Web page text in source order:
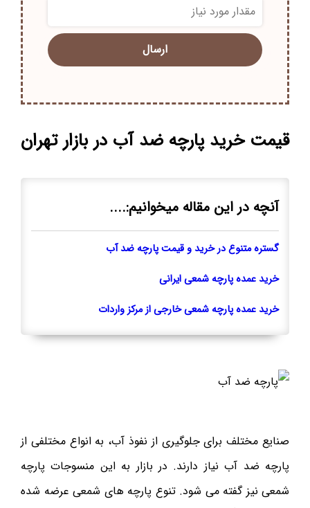
*
قیمت خرید پارچه ضد آب در بازار تهران
آنچه در این مقاله میخوانیم:....
گستره متنوع در خرید و قیمت پارچه ضد آب
خرید عمده پارچه شمعی ایرانی
خرید عمده پارچه شمعی خارجی از مرکز واردات
صنایع مختلف برای جلوگیری از نفوذ آب، به انواع مختلفی از
پارچه ضد آب نیاز دارند. در بازار به این منسوجات پارچه
شمعی نیز گفته می شود. تنوع پارچه های شمعی عرضه شده